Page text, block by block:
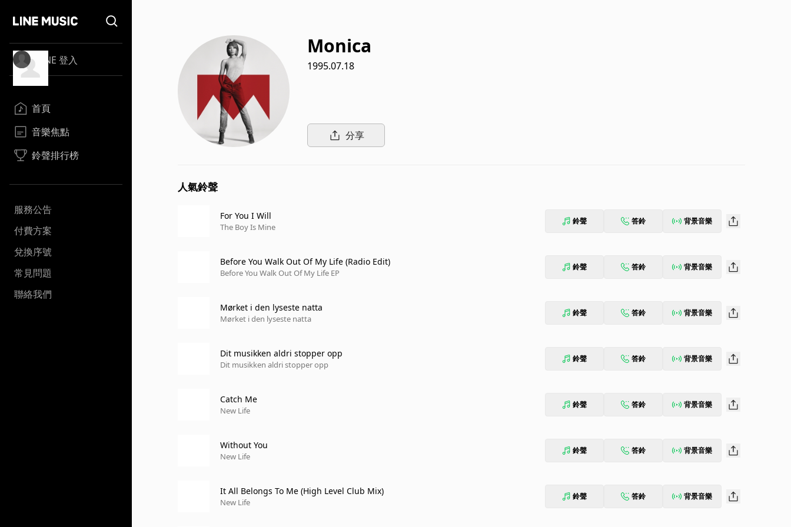
LINE 登入
首頁
音樂焦點
鈴聲排行榜
服務公告
付費方案
兌換序號
常見問題
聯絡我們
Monica
1995.07.18
分享
人氣鈴聲
For You I Will
The Boy Is Mine
鈴聲 答鈴 背景音樂
Before You Walk Out Of My Life (Radio Edit)
Before You Walk Out Of My Life EP
鈴聲 答鈴 背景音樂
Mørket i den lyseste natta
Mørket i den lyseste natta
鈴聲 答鈴 背景音樂
Dit musikken aldri stopper opp
Dit musikken aldri stopper opp
鈴聲 答鈴 背景音樂
Catch Me
New Life
鈴聲 答鈴 背景音樂
Without You
New Life
鈴聲 答鈴 背景音樂
It All Belongs To Me (High Level Club Mix)
New Life
鈴聲 答鈴 背景音樂